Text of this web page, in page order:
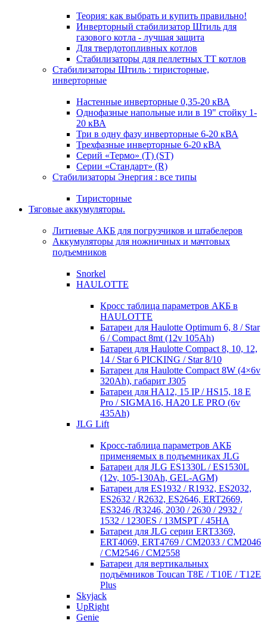
Теория: как выбрать и купить правильно!
Инверторный стабилизатор Штиль для
газового котла - лучшая защита
Для твердотопливных котлов
Стабилизаторы для пеллетных ТТ котлов
Стабилизаторы Штиль : тиристорные,
инверторные
Настенные инверторные 0,35-20 кВА
Однофазные напольные или в 19" стойку 1-
20 кВА
Три в одну фазу инверторные 6-20 кВА
Трехфазные инверторные 6-20 кВА
Серий «Термо» (T) (ST)
Серии «Стандарт» (R)
Стабилизаторы Энергия : все типы
Тиристорные
Тяговые аккумуляторы.
Литиевые АКБ для погрузчиков и штабелеров
Аккумуляторы для ножничных и мачтовых
подъемников
Snorkel
HAULOTTE
Кросc таблица параметров АКБ в
HAULOTTE
Батареи для Haulotte Optimum 6, 8 / Star
6 / Compact 8mt (12v 105Ah)
Батареи для Haulotte Compact 8, 10, 12,
14 / Star 6 PICKING / Star 8/10
Батареи для Haulotte Compact 8W (4×6v
320Ah), габарит J305
Батареи для HA12, 15 IP / HS15, 18 E
Pro / SIGMA16, HA20 LE PRO (6v
435Ah)
JLG Lift
Кросc-таблица параметров АКБ
применяемых в подъемниках JLG
Батареи для JLG ES1330L / ES1530L
(12v, 105-130Ah, GEL-AGM)
Батареи для ES1932 / R1932, ES2032,
ES2632 / R2632, ES2646, ERT2669,
ES3246 /R3246, 2030 / 2630 / 2932 /
1532 / 1230ES / 13MSPT / 45HA
Батареи для JLG серии ERT3369,
ERT4069, ERT4769 / CM2033 / CM2046
/ CM2546 / CM2558
Батареи для вертикальных
подъёмников Toucan T8E / T10E / T12E
Plus
Skyjack
UpRight
Genie